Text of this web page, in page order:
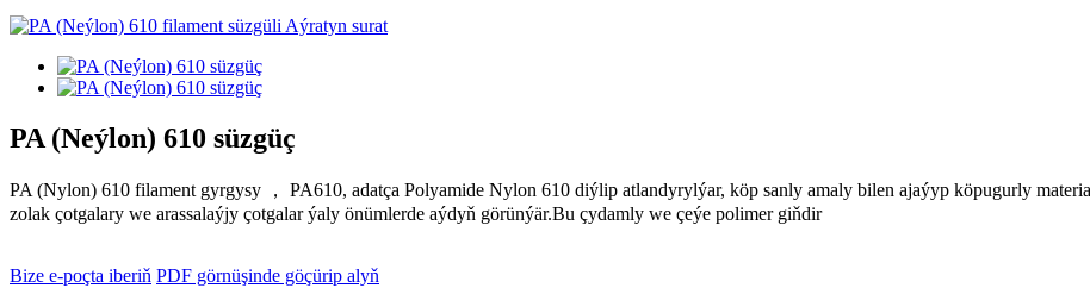
PA (Neýlon) 610 süzgüç
PA (Nylon) 610 filament gyrgysy ， PA610, adatça Polyamide Nylon 610 diýlip atlandyrylýar, köp sanly amaly bilen ajaýyp köpugurly
zolak çotgalary we arassalaýjy çotgalar ýaly önümlerde aýdyň görünýär.Bu çydamly we çeýe polimer giňdir
Bize e-poçta iberiň PDF görnüşinde göçürip alyň